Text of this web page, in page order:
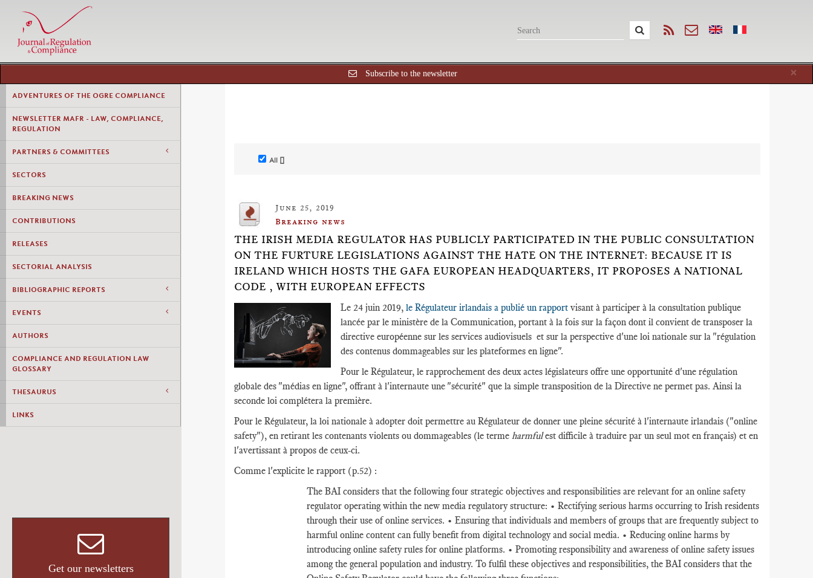
×
Subscribe to the newsletter
ADVENTURES OF THE OGRE COMPLIANCE
NEWSLETTER MAFR - LAW, COMPLIANCE,
REGULATION
PARTNERS & COMMITTEES
SECTORS
BREAKING NEWS
CONTRIBUTIONS
RELEASES
SECTORIAL ANALYSIS
BIBLIOGRAPHIC REPORTS
EVENTS
AUTHORS
COMPLIANCE AND REGULATION LAW
GLOSSARY
THESAURUS
LINKS
Get our newsletters
All []
June 25, 2019
Breaking news
THE IRISH MEDIA REGULATOR HAS PUBLICLY PARTICIPATED IN THE PUBLIC CONSULTATION
ON THE FURTURE LEGISLATIONS AGAINST THE HATE ON THE INTERNET: BECAUSE IT IS
IRELAND WHICH HOSTS THE GAFA EUROPEAN HEADQUARTERS, IT PROPOSES A NATIONAL
CODE , WITH EUROPEAN EFFECTS
Le 24 juin 2019, le Régulateur irlandais a publié un rapport visant à participer à la consultation publique
lancée par le ministère de la Communication, portant à la fois sur la façon dont il convient de transposer la
directive européenne sur les services audiovisuels et sur la perspective d'une loi nationale sur la "régulation
des contenus dommageables sur les plateformes en ligne".
Pour le Régulateur, le rapprochement des deux actes législateurs offre une opportunité d'une régulation
globale des "médias en ligne", offrant à l'internaute une "sécurité" que la simple transposition de la Directive ne permet pas. Ainsi la
seconde loi complétera la première.
Pour le Régulateur, la loi nationale à adopter doit permettre au Régulateur de donner une pleine sécurité à l'internaute irlandais ("online
safety"), en retirant les contenants violents ou dommageables (le terme harmfulest difficile à traduire par un seul mot en français) et en
l'avertissant à propos de ceux-ci.
Comme l'explicite le rapport (p.52) :
The BAI considers that the following four strategic objectives and responsibilities are relevant for an online safety
regulator operating within the new media regulatory structure: • Rectifying serious harms occurring to Irish residents
through their use of online services. • Ensuring that individuals and members of groups that are frequently subject to
harmful online content can fully benefit from digital technology and social media. • Reducing online harms by
introducing online safety rules for online platforms. • Promoting responsibility and awareness of online safety issues
among the general population and industry. To fulfil these objectives and responsibilities, the BAI considers that the